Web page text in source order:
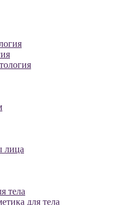
лица
тела
для тела